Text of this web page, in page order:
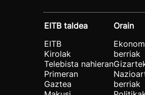
EITB taldea
EITB
Kirolak
Telebista nahieran
Primeran
Gaztea
Orain
berriak
berriak